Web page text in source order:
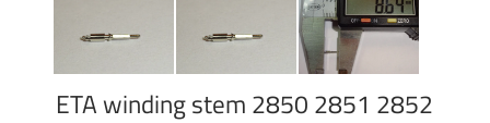
ETA winding stem 2850 2851 2852